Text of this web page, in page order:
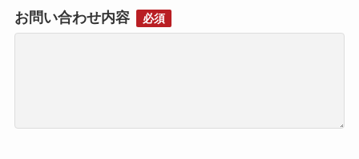
お問い合わせ内容 必須